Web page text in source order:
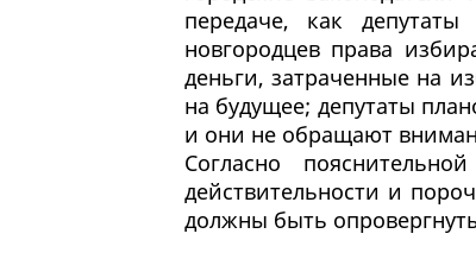
передаче, как
новгородцев права
деньги, затраченные на
на будущее; депутаты
и они не обращают
Согласно
действительности и
должны быть